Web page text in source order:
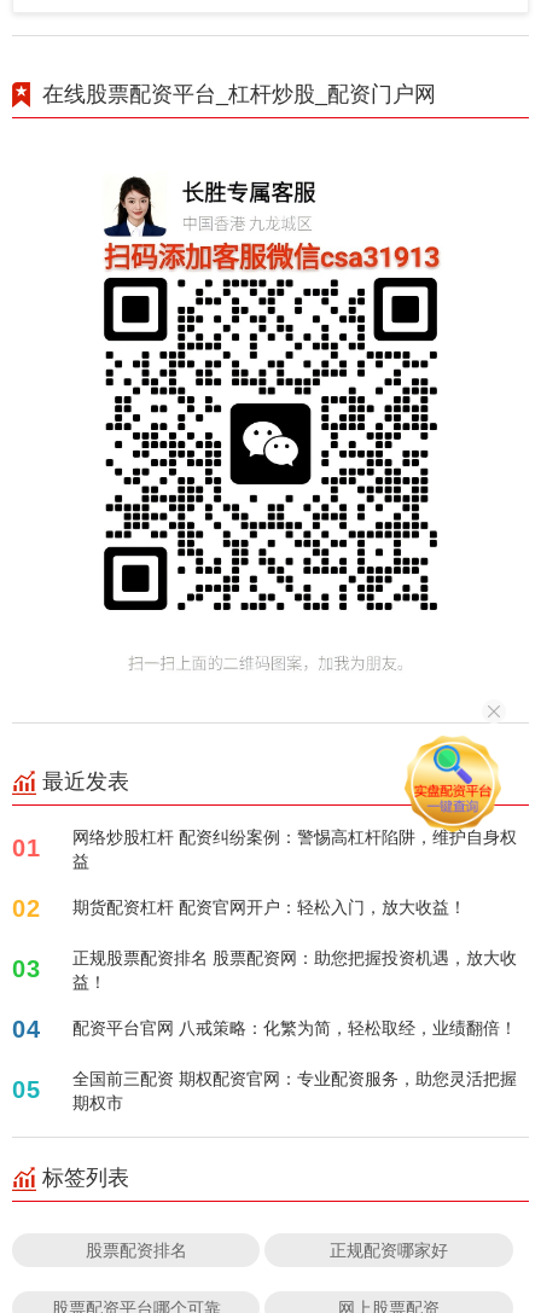
在线股票配资平台_杠杆炒股_配资门户网
最近发表
01
网络炒股杠杆 配资纠纷案例：警惕高杠杆陷阱，维护自身权
益
02 期货配资杠杆 配资官网开户：轻松入门，放大收益！
03
正规股票配资排名 股票配资网：助您把握投资机遇，放大收
益！
04 配资平台官网 八戒策略：化繁为简，轻松取经，业绩翻倍！
05
全国前三配资 期权配资官网：专业配资服务，助您灵活把握
期权市
标签列表
股票配资排名 正规配资哪家好
股票配资平台哪个可靠 网上股票配资